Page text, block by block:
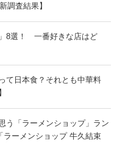
調査結果】
8選！ 一番好きな店はど
て日本食？それとも中華料
う「ラーメンショップ」ラン
ーメンショップ 牛久結束